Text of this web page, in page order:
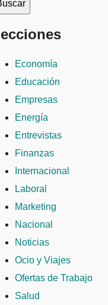
Economía
Educación
Empresas
Energía
Entrevistas
Finanzas
Internacional
Laboral
Marketing
Nacional
Noticias
Ocio y Viajes
Ofertas de Trabajo
Salud